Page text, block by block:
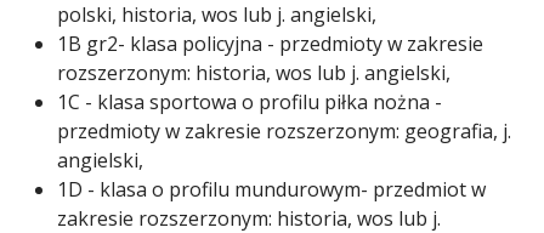
polski, historia, wos lub j. angielski,
1B gr2- klasa policyjna - przedmioty w zakresie
rozszerzonym: historia, wos lub j. angielski,
1C - klasa sportowa o profilu piłka nożna -
przedmioty w zakresie rozszerzonym: geografia, j.
angielski,
1D - klasa o profilu mundurowym- przedmiot w
zakresie rozszerzonym: historia, wos lub j.